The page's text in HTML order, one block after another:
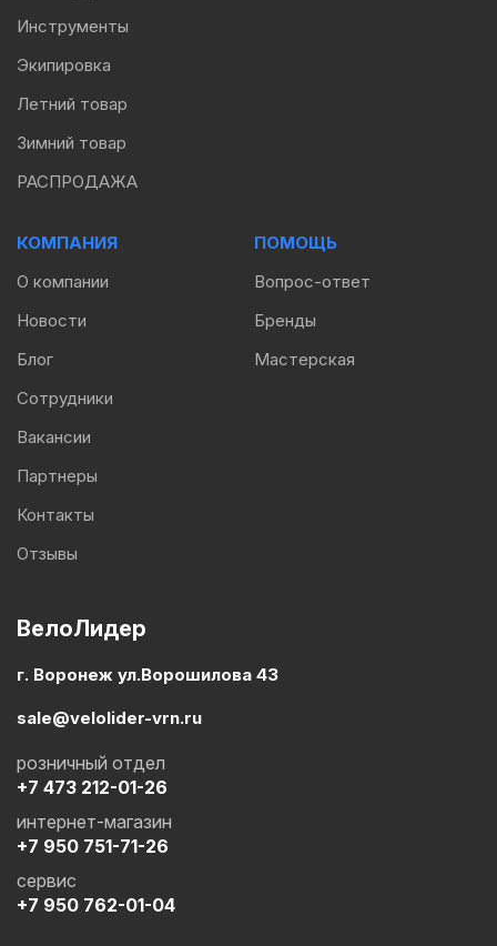
ВелоЛидер
г. Воронеж ул.Ворошилова 43
sale@velolider-vrn.ru
+7 473 212-01-26
розничный отдел
+7 950 751-71-26
интернет-магазин
+7 950 762-01-04
сервис
Инструменты
Экипировка
Летний товар
Зимний товар
РАСПРОДАЖА
КОМПАНИЯ
О компании
Новости
Блог
Сотрудники
Вакансии
Партнеры
Контакты
Отзывы
ПОМОЩЬ
Вопрос-ответ
Бренды
Мастерская